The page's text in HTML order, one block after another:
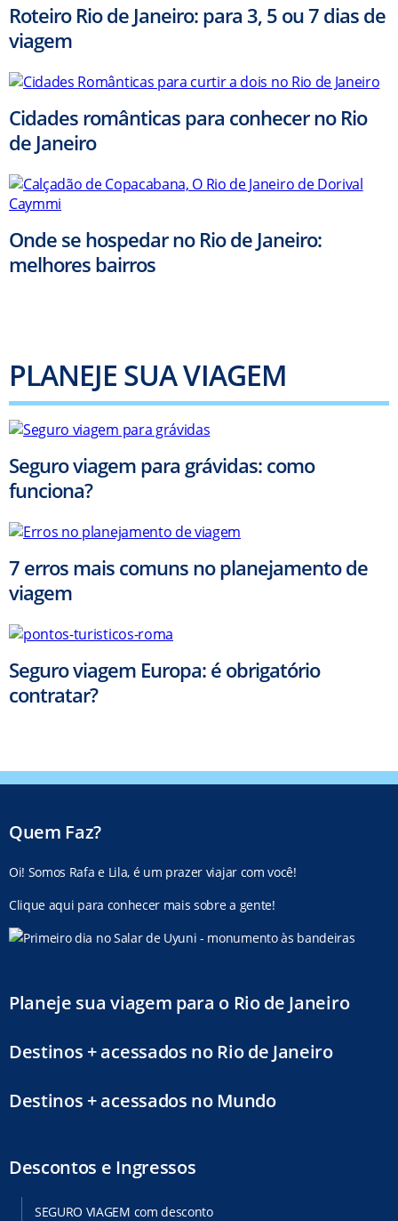
Roteiro Rio de Janeiro: para 3, 5 ou 7 dias de
viagem
Cidades românticas para conhecer no Rio
de Janeiro
Onde se hospedar no Rio de Janeiro:
melhores bairros
PLANEJE SUA VIAGEM
Seguro viagem para grávidas: como
funciona?
7 erros mais comuns no planejamento de
viagem
Seguro viagem Europa: é obrigatório
contratar?
Quem Faz?
Oi! Somos Rafa e Lila, é um prazer viajar com você!
Clique aqui para conhecer mais sobre a gente!
Planeje sua viagem para o Rio de Janeiro
Destinos + acessados no Rio de Janeiro
Destinos + acessados no Mundo
Descontos e Ingressos
SEGURO VIAGEM com desconto